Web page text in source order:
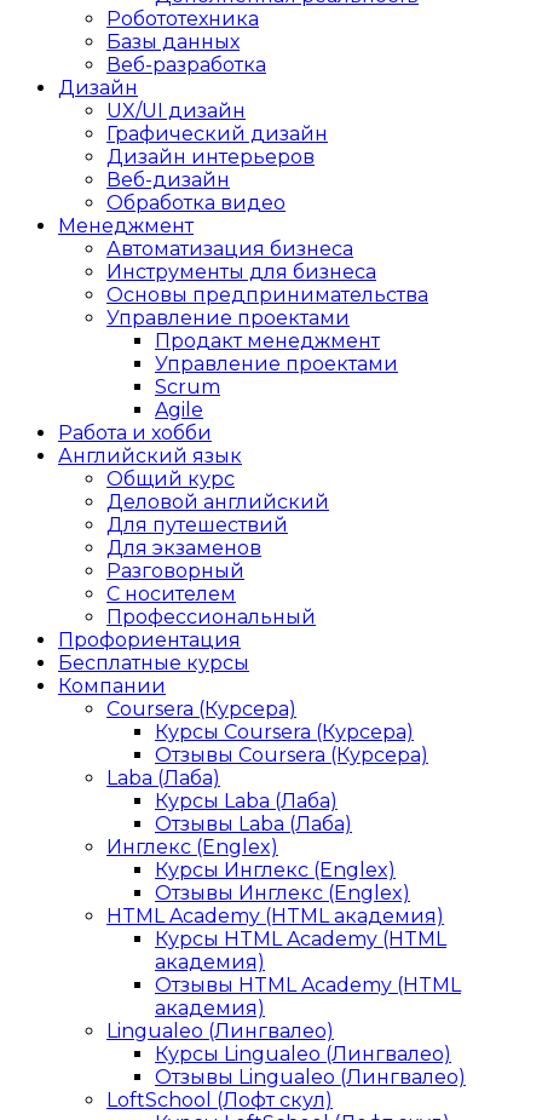
Робототехника
Базы данных
Веб-разработка
Дизайн
UX/UI дизайн
Графический дизайн
Дизайн интерьеров
Веб-дизайн
Обработка видео
Менеджмент
Автоматизация бизнеса
Инструменты для бизнеса
Основы предпринимательства
Управление проектами
Продакт менеджмент
Управление проектами
Scrum
Agile
Работа и хобби
Английский язык
Общий курс
Деловой английский
Для путешествий
Для экзаменов
Разговорный
С носителем
Профессиональный
Профориентация
Бесплатные курсы
Компании
Coursera (Курсера)
Курсы Coursera (Курсера)
Отзывы Coursera (Курсера)
Laba (Лаба)
Курсы Laba (Лаба)
Отзывы Laba (Лаба)
Инглекс (Englex)
Курсы Инглекс (Englex)
Отзывы Инглекс (Englex)
HTML Academy (HTML академия)
Курсы HTML Academy (HTML
академия)
Отзывы HTML Academy (HTML
академия)
Lingualeo (Лингвалео)
Курсы Lingualeo (Лингвалео)
Отзывы Lingualeo (Лингвалео)
LoftSchool (Лофт скул)